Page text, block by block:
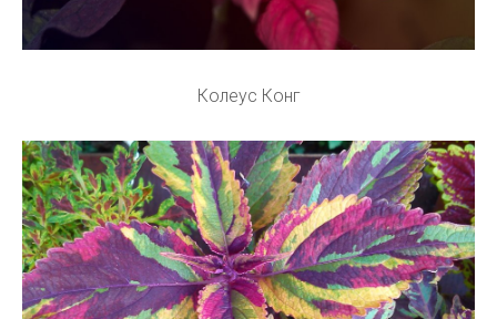
Колеус Конг